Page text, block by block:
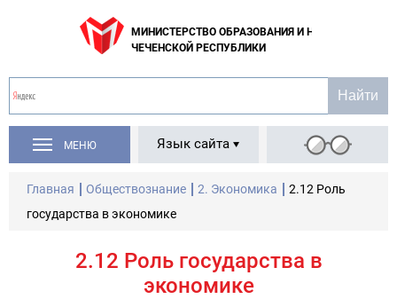
МИНИСТЕРСТВО ОБРАЗОВАНИЯ И НАУКИ
ЧЕЧЕНСКОЙ РЕСПУБЛИКИ
МЕНЮ Язык сайта
Главная Обществознание 2. Экономика
2.12 Роль
государства в экономике
2.12 Роль государства в
экономике